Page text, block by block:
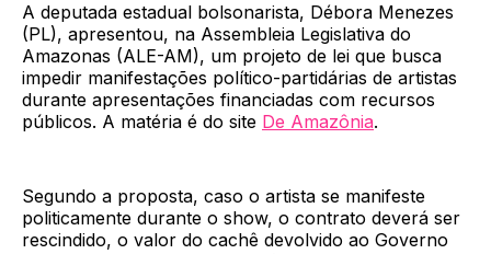
A deputada estadual bolsonarista, Débora Menezes
(PL), apresentou, na Assembleia Legislativa do
Amazonas (ALE-AM), um projeto de lei que busca
impedir manifestações político-partidárias de artistas
durante apresentações financiadas com recursos
públicos. A matéria é do site De Amazônia.
Segundo a proposta, caso o artista se manifeste
politicamente durante o show, o contrato deverá ser
rescindido, o valor do cachê devolvido ao Governo